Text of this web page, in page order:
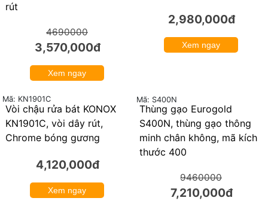
rút
4690000
3,570,000đ
Xem ngay
2,980,000đ
Xem ngay
Vòi chậu rửa bát KONOX
KN1901C, vòi dây rút,
Chrome bóng gương
Mã: KN1901C
4,120,000đ
Xem ngay
Thùng gạo Eurogold
S400N, thùng gạo thông
minh chân không, mã kích
thước 400
Mã: S400N
9460000
7,210,000đ